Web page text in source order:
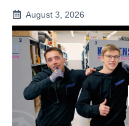
August 3, 2026